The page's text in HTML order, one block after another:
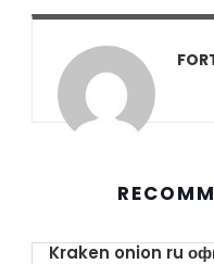
Kraken onion ru